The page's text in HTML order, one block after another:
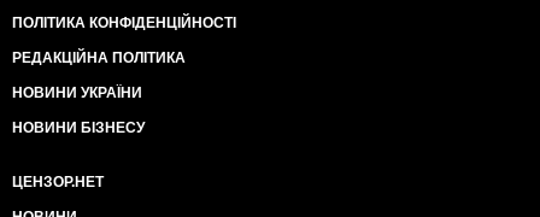
ПОЛІТИКА КОНФІДЕНЦІЙНОСТІ
РЕДАКЦІЙНА ПОЛІТИКА
НОВИНИ УКРАЇНИ
НОВИНИ БІЗНЕСУ
ЦЕНЗОР.НЕТ